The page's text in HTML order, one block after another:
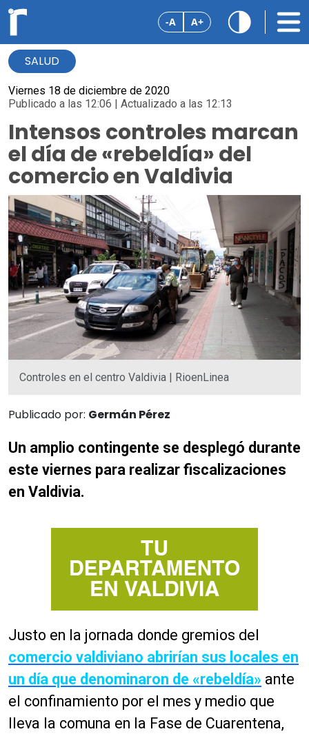
-A A+
SALUD
Viernes 18 de diciembre de 2020
Publicado a las 12:06 | Actualizado a las 12:13
Intensos controles marcan
el día de «rebeldía» del
comercio en Valdivia
Controles en el centro Valdivia | RioenLinea
Publicado por: Germán Pérez
Un amplio contingente se desplegó durante
este viernes para realizar fiscalizaciones
en Valdivia.
Justo en la jornada donde gremios del
comercio valdiviano abrirían sus locales en
un día que denominaron de «rebeldía» ante
el confinamiento por el mes y medio que
lleva la comuna en la Fase de Cuarentena,